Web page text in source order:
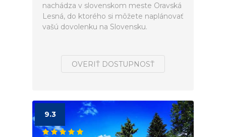
nachádza v slovenskom meste Oravská
Lesná, do ktorého si môžete naplánovať
vašú dovolenku na Slovensku.
OVERIŤ DOSTUPNOSŤ
9.3